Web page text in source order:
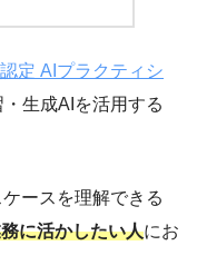
定 AIプラクティシ
生成AIを活用する
ースを理解できる
に活かしたい人にお